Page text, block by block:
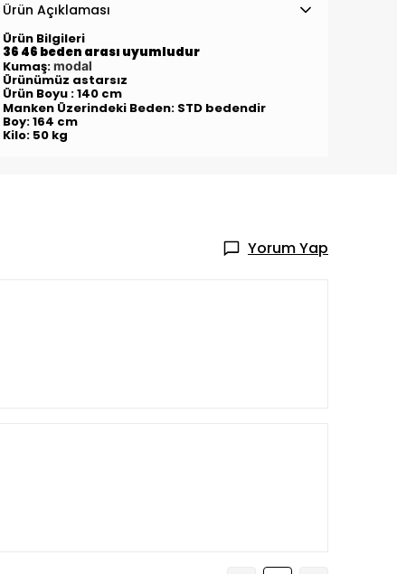
Ürün Açıklaması
Ürün Bilgileri
36 46 beden arası uyumludur
Kumaş:modal
Ürünümüz astarsız
Ürün Boyu : 140 cm
Manken Üzerindeki Beden: STD bedendir
Boy: 164 cm
Kilo: 50 kg
Yorum Yap